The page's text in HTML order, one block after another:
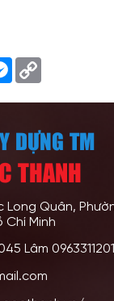
Messenger
DỰNG TM
THANH
Long Quân,
Chí Minh
Lâm